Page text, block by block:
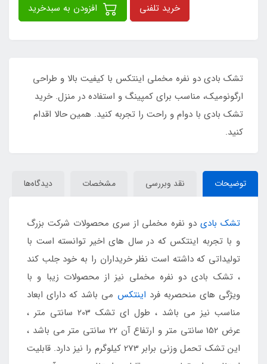
خرید تلفنی
تشک بادی دو نفره مخملی اینتکس با کیفیت بالا و طراحی
ارگونومیک، مناسب برای کمپینگ و استفاده در منزل. خرید
تشک بادی با دوام و راحت را تجربه کنید. همین حالا اقدام
کنید.
توضیحات نقد وبررسی مشخصات دیدگاه‌ها
تشک بادیدو نفره مخملی از سری محصولات شرکت بزرگ
و با تجربه اینتکس که در سال های اخیر توانسته است با
تولیداتی که داشته است نظر خریداران را به خود جلب کند
، تشک بادی دو نفره مخملی نیز از محصولات زیبا و با
ویژگی های منحصربه فرد اینتکس می باشد که دارای ابعاد
مناسب نیز می باشد ، طول ای تشک 203 سانتی متر ،
عرض 152 سانتی متر و ارتفاع آن 22 سانتی متر می باشد ،
این تشک تحمل وزنی برابر 273 کیلوگرم را نیز دارد. قابلیت